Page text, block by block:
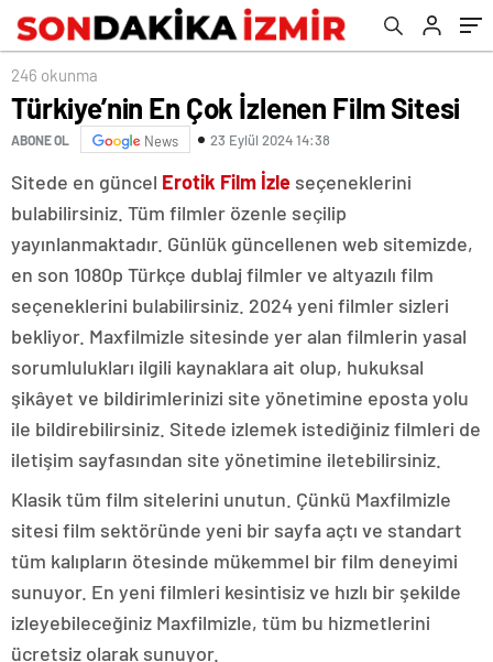
246 okunma
Türkiye’nin En Çok İzlenen Film Sitesi
ABONE OL News 23 Eylül 2024 14:38
Sitede en güncel Erotik Film İzle seçeneklerini
bulabilirsiniz. Tüm filmler özenle seçilip
yayınlanmaktadır. Günlük güncellenen web sitemizde,
en son 1080p Türkçe dublaj filmler ve altyazılı film
seçeneklerini bulabilirsiniz. 2024 yeni filmler sizleri
bekliyor. Maxfilmizle sitesinde yer alan filmlerin yasal
sorumlulukları ilgili kaynaklara ait olup, hukuksal
şikâyet ve bildirimlerinizi site yönetimine eposta yolu
ile bildirebilirsiniz. Sitede izlemek istediğiniz filmleri de
iletişim sayfasından site yönetimine iletebilirsiniz.
Klasik tüm film sitelerini unutun. Çünkü Maxfilmizle
sitesi film sektöründe yeni bir sayfa açtı ve standart
tüm kalıpların ötesinde mükemmel bir film deneyimi
sunuyor. En yeni filmleri kesintisiz ve hızlı bir şekilde
izleyebileceğiniz Maxfilmizle, tüm bu hizmetlerini
ücretsiz olarak sunuyor.